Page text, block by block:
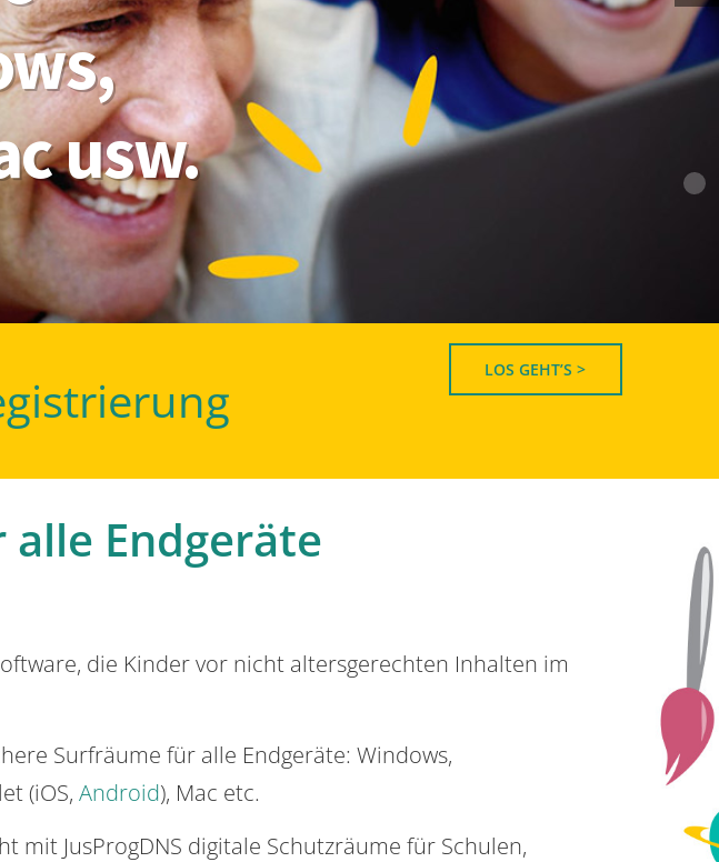
usw.
LOS GEHT’S >
alle Endgeräte
die Kinder vor nicht altersgerechten Inhalten im
Surfräume für alle Endgeräte: Windows,
(iOS, Android), Mac etc.
mit JusProgDNS digitale Schutzräume für Schulen,